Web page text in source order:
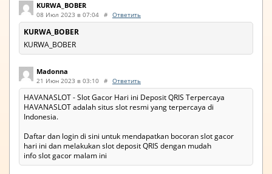
KURWA_BOBER
08 Июл 2023 в 07:04 # Ответить
KURWA_BOBER
KURWA_BOBER
Madonna
21 Июн 2023 в 03:10 # Ответить
HAVANASLOT - Slot Gacor Hari ini Deposit QRIS Terpercaya
HAVANASLOT adalah situs slot resmi yang terpercaya di
Indonesia.
Daftar dan login di sini untuk mendapatkan bocoran slot gacor
hari ini dan melakukan slot deposit QRIS dengan mudah
info slot gacor malam ini